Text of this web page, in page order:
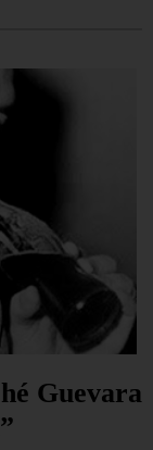
Guevara